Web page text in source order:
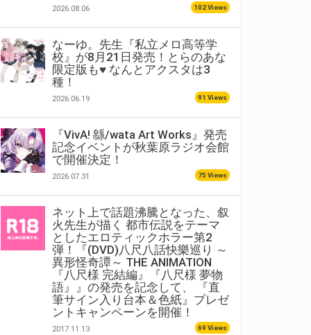
2026.08.06 102 Views
なーゆ。先生『私立メロ高等学
校』が8月21日発売！とらのあな
限定版も♥ なんとアクスタは3
種！
2026.06.19 91 Views
『VivA! 緜/wata Art Works』発売
記念イベントが秋葉原ラジオ会館
で開催決定！
2026.07.31 75 Views
ネット上で話題沸騰となった、叙
火先生が描く 都市伝説をテーマ
としたエロティックホラー第2
弾！『(DVD)八尺八話快樂巡り ～
異形怪奇譚～ THE ANIMATION
『八尺様 完結編』『八尺様 夢物
語』』の発売を記念して、 『直
筆サイン入り台本＆色紙』プレゼ
ントキャンペーンを開催！
2017.11.13 69 Views